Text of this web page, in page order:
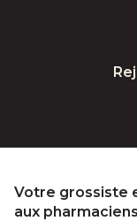
Votre grossiste
aux